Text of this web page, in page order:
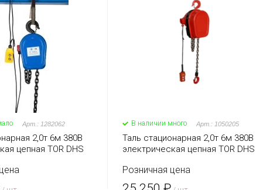
Арт.: 1282062
2,0т 6м 380В
цепная TOR DHS
В наличии много Арт.: 1050205
Таль стационарная 2,0т 6м 380В
электрическая цепная TOR DHS
Розничная цена